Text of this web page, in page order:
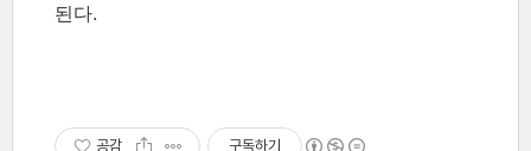
된다.
공감 구독하기